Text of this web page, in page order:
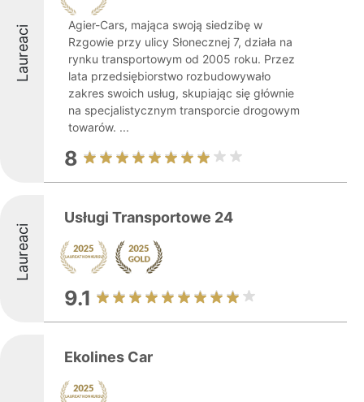
Laureaci
Agier-Cars, mająca swoją siedzibę w
Rzgowie przy ulicy Słonecznej 7, działa na
rynku transportowym od 2005 roku. Przez
lata przedsiębiorstwo rozbudowywało
zakres swoich usług, skupiając się głównie
na specjalistycznym transporcie drogowym
towarów. ...
8
Laureaci
Usługi Transportowe 24
9.1
Ekolines Car